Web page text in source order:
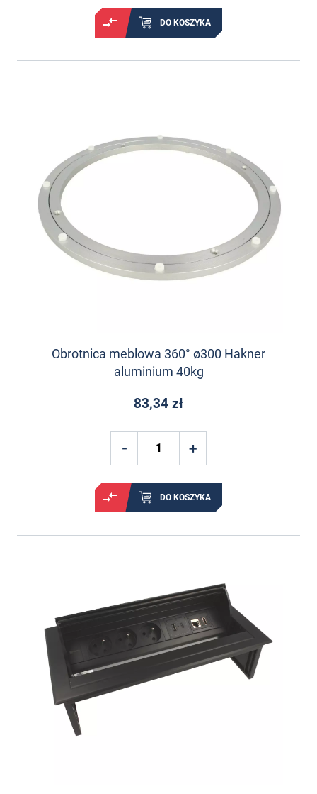
DO KOSZYKA
Obrotnica meblowa 360° ø300 Hakner
aluminium 40kg
83,34 zł
DO KOSZYKA